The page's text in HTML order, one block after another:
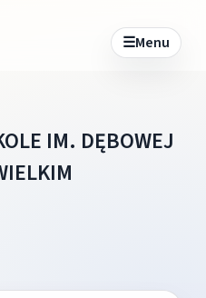
☰Menu
IM. DĘBOWEJ